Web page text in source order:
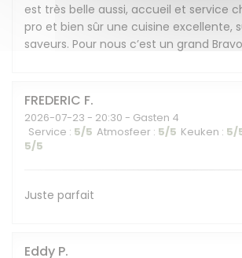
est très belle aussi, accueil et service
pro et bien sûr une cuisine excellente,
saveurs. Pour nous c’est un grand
FREDERIC F
2026-07-23 - 20:30 - Gasten 4
Service : 5/5 Atmosfeer : 5/5 Keuken : 5/
5/5
Juste parfait
Eddy P